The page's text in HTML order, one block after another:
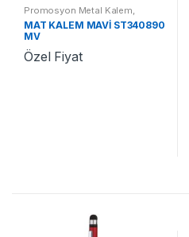
Promosyon Metal Kalem,
Promosyon Kalemler
MAT KALEM MAVİ ST340890
MV
Özel Fiyat